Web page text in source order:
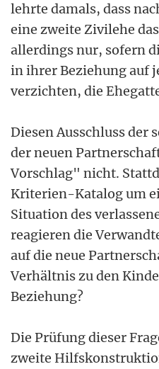
lehrte damals, dass
eine zweite Zivilehe
allerdings nur, sofern
in ihrer Beziehung auf
verzichten, die
Diesen Ausschluss der
der neuen
Vorschlag" nicht.
Kriterien-Katalog um
Situation des
reagieren die
auf die neue
Verhältnis zu den
Beziehung?
Die Prüfung dieser
zweite